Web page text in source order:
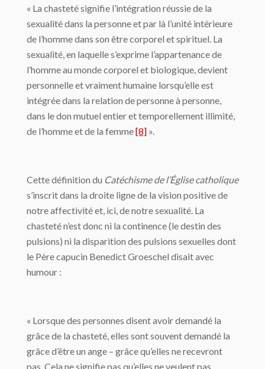
« La chasteté signifie l’intégration réussie de la
sexualité dans la personne et par là l’unité intérieure
de l’homme dans son être corporel et spirituel. La
sexualité, en laquelle s’exprime l’appartenance de
l’homme au monde corporel et biologique, devient
personnelle et vraiment humaine lorsqu’elle est
intégrée dans la relation de personne à personne,
dans le don mutuel entier et temporellement illimité,
de l’homme et de la femme[8] ».
Cette définition du Catéchisme de l’Église catholique
s’inscrit dans la droite ligne de la vision positive de
notre affectivité et, ici, de notre sexualité. La
chasteté n’est donc ni la continence (le destin des
pulsions) ni la disparition des pulsions sexuelles dont
le Père capucin Benedict Groeschel disait avec
humour :
« Lorsque des personnes disent avoir demandé la
grâce de la chasteté, elles sont souvent demandé la
grâce d’être un ange – grâce qu’elles ne recevront
pas. Cela ne signifie pas qu’elles ne veulent pas